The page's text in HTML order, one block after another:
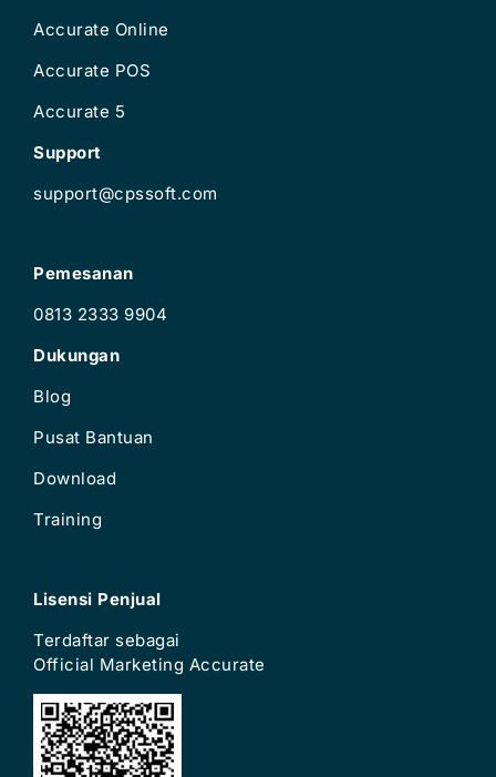
Accurate Online
Accurate POS
Accurate 5
Support
support@cpssoft.com
Pemesanan
0813 2333 9904
Dukungan
Blog
Pusat Bantuan
Download
Training
Lisensi Penjual
Terdaftar sebagai
Official Marketing Accurate